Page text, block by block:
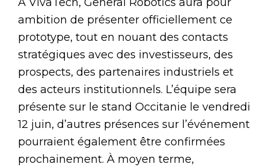
ambition de présenter officiellement ce
prototype, tout en nouant des contacts
stratégiques avec des investisseurs, des
prospects, des partenaires industriels et
des acteurs institutionnels. L’équipe sera
présente sur le stand Occitanie le vendredi
12 juin, d’autres présences sur l’événement
pourraient également être confirmées
prochainement. À moyen terme,